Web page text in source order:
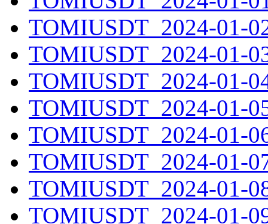
TOMIUSDT_2024-01-
TOMIUSDT_2024-01-
TOMIUSDT_2024-01-
TOMIUSDT_2024-01-
TOMIUSDT_2024-01-
TOMIUSDT_2024-01-
TOMIUSDT_2024-01-
TOMIUSDT_2024-01-